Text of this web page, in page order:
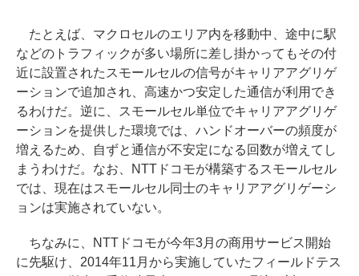
たとえば、マクロセルのエリア内を移動中、途中に駅
などのトラフィックが多い場所に差し掛かってもその付
近に設置されたスモールセルの信号がキャリアアグリゲ
ーションで追加され、高速かつ安定した通信が利用でき
るわけだ。逆に、スモールセル単位でキャリアアグリゲ
ーションを提供した環境では、ハンドオーバーの頻度が
増えるため、自ずと通信が不安定になる回数が増えてし
まうわけだ。なお、NTTドコモが構築するスモールセル
では、現在はスモールセル同士のキャリアアグリゲーシ
ョンは実施されていない。
ちなみに、NTTドコモが今年3月の商用サービス開始
に先駆け、2014年11月から実施していたフィールドテス